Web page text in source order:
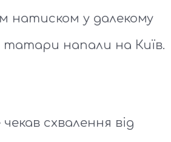
натиском у далекому
татари напали на Київ.
схвалення від